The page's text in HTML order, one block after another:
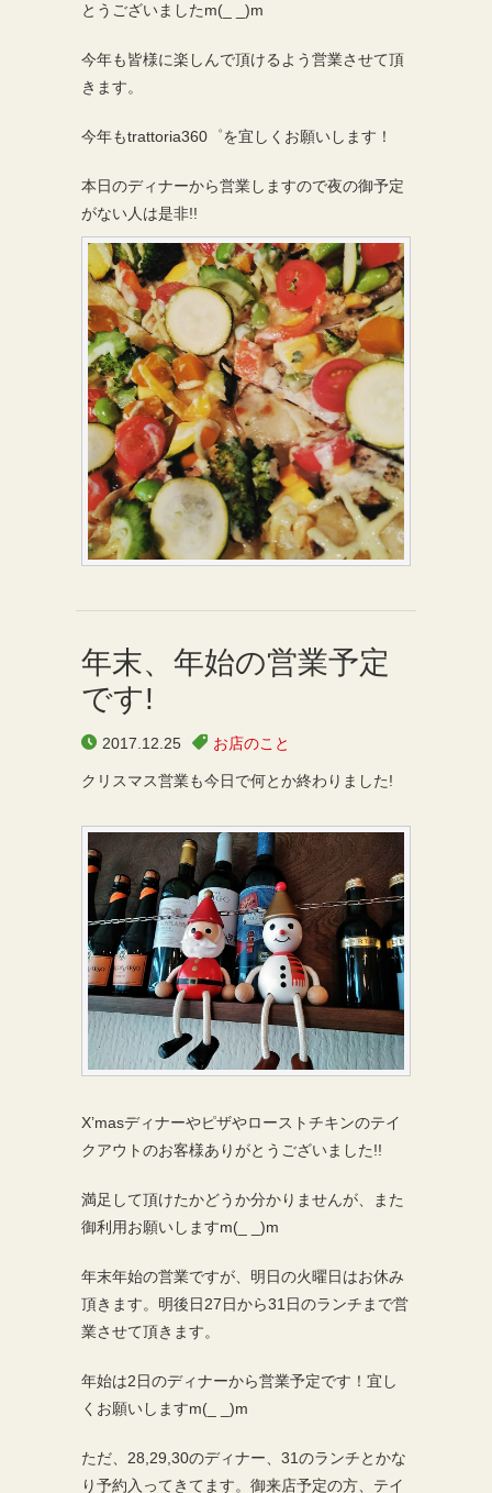
とうございましたm(_ _)m
今年も皆様に楽しんで頂けるよう営業させて頂
きます。
今年もtrattoria360゜を宜しくお願いします！
本日のディナーから営業しますので夜の御予定
がない人は是非!!
年末、年始の営業予定
です!
2017.12.25 お店のこと
クリスマス営業も今日で何とか終わりました!
X’masディナーやピザやローストチキンのテイ
クアウトのお客様ありがとうございました!!
満足して頂けたかどうか分かりませんが、また
御利用お願いしますm(_ _)m
年末年始の営業ですが、明日の火曜日はお休み
頂きます。明後日27日から31日のランチまで営
業させて頂きます。
年始は2日のディナーから営業予定です！宜し
くお願いしますm(_ _)m
ただ、28,29,30のディナー、31のランチとかな
り予約入ってきてます。御来店予定の方、テイ